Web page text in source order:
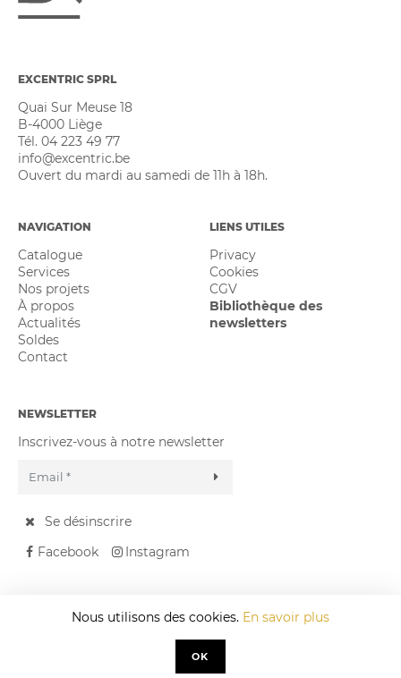
Nous utilisons des cookies. En savoir plus
OK
EXCENTRIC SPRL
Quai Sur Meuse 18
B-4000 Liège
Tél. 04 223 49 77
info@excentric.be
Ouvert du mardi au samedi de 11h à 18h.
NAVIGATION
Catalogue
Services
Nos projets
À propos
Actualités
Soldes
Contact
LIENS UTILES
Privacy
Cookies
CGV
Bibliothèque des
newsletters
NEWSLETTER
Inscrivez-vous à notre newsletter
Se désinscrire
Facebook
Instagram
Developed by